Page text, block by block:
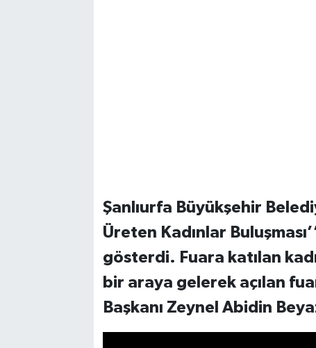
Şanlıurfa Büyükşehir
Üreten Kadınlar
gösterdi. Fuara katılan
bir araya gelerek açılan
Başkanı Zeynel Abidin